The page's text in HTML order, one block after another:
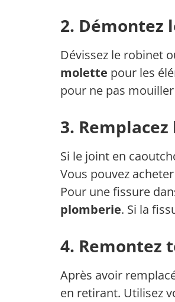
2. Démontez
Dévissez le robinet
molette pour les
pour ne pas
3.
Si le joint en
Vous pouvez
Pour une fissure
plomberie. Si la
4. Remontez
Après avoir
en retirant. Utilisez